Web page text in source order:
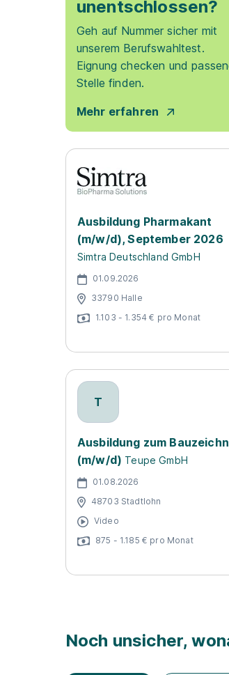
unentschlossen?
Geh auf Nummer sicher mit
unserem Berufswahltest.
Eignung checken und
Stelle finden.
Mehr erfahren
Ausbildung Pharmakant
(m/w/d), September 2026
Simtra Deutschland GmbH
01.09.2026
33790 Halle
1.103 - 1.354 € pro Monat
T
Ausbildung zum
(m/w/d) Teupe GmbH
01.08.2026
48703 Stadtlohn
Video
875 - 1.185 € pro Monat
Noch unsicher,